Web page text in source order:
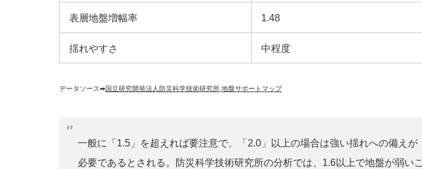
表層地盤増幅率 1.48
揺れやすさ 中程度
データソース➡︎国立研究開発法人防災科学技術研究所 地盤サポートマップ
一般に「1.5」を超えれば要注意で、「2.0」以上の場合は強い揺れへの備えが
必要であるとされる。防災科学技術研究所の分析では、1.6以上で地盤が弱いこ